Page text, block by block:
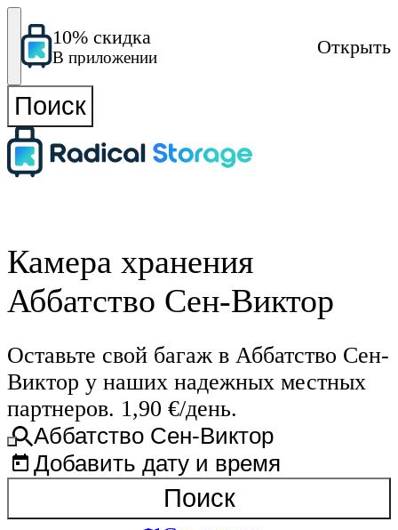
10% скидка
В приложении
Открыть
Поиск
Камера хранения
Аббатство Сен-Виктор
Оставьте свой багаж в Аббатство Сен-
Виктор у наших надежных местных
партнеров. 1,90 €/день.
Аббатство Сен-Виктор
Добавить дату и время
Поиск